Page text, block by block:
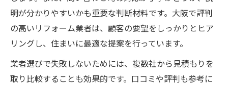
明が分かりやすいかも重要な判断材料です。大阪で評判
の高いリフォーム業者は、顧客の要望をしっかりとヒア
リングし、住まいに最適な提案を行っています。
業者選びで失敗しないためには、複数社から見積もりを
取り比較することも効果的です。口コミや評判も参考に